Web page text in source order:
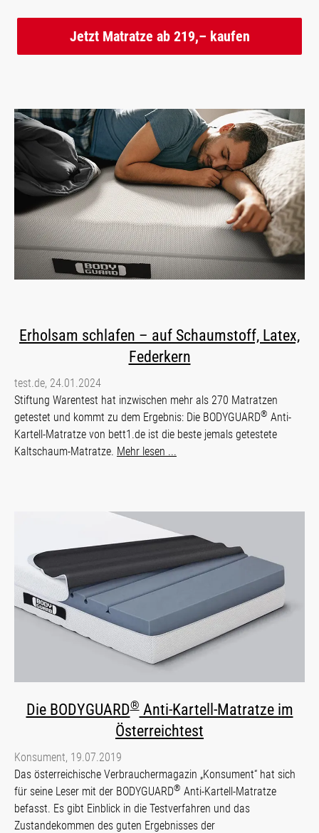
Jetzt Matratze ab 219,– kaufen
Erholsam schlafen – auf Schaumstoff, Latex,
Federkern
test.de, 24.01.2024
Stiftung Warentest hat inzwischen mehr als 270 Matratzen
getestet und kommt zu dem Ergebnis: Die BODYGUARD® Anti-
Kartell-Matratze von bett1.de ist die beste jemals getestete
Kaltschaum-Matratze. Mehr lesen ...
Die BODYGUARD®Anti-Kartell-Matratze im
Österreichtest
Konsument, 19.07.2019
Das österreichische Verbrauchermagazin „Konsument“ hat sich
für seine Leser mit der BODYGUARD® Anti-Kartell-Matratze
befasst. Es gibt Einblick in die Testverfahren und das
Zustandekommen des guten Ergebnisses der